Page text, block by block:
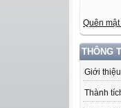
Quên
THÔNG
Giới
Thành